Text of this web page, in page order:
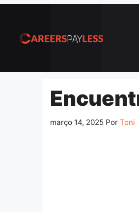
conteúdo
março 14, 2025 Por Toni